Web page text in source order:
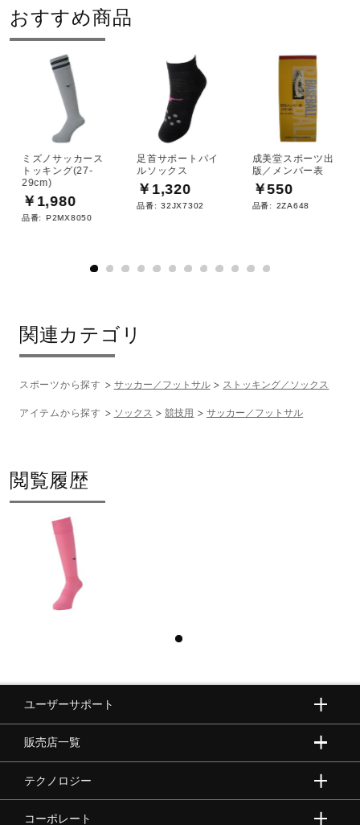
おすすめ商品
ミズノサッカース
トッキング(27-
29cm)
￥1,980
品番: P2MX8050
足首サポートパイ
ルソックス
￥1,320
品番: 32JX7302
成美堂スポーツ出
版／メンバー表
￥550
品番: 2ZA648
関連カテゴリ
スポーツから探す サッカー／フットサル ストッキング／ソックス
アイテムから探す ソックス 競技用 サッカー／フットサル
閲覧履歴
ユーザーサポート
販売店一覧
テクノロジー
コーポレート